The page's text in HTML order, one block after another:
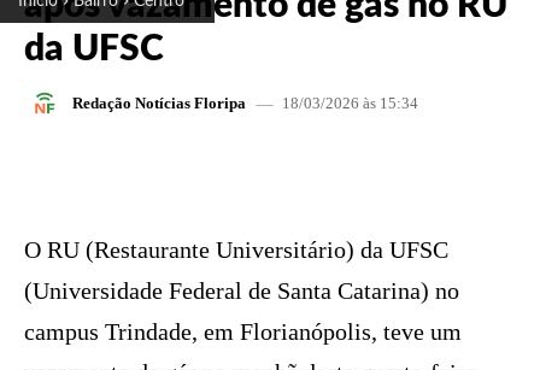
da UFSC
Redação Notícias Floripa 18/03/2026 às 15:34
O RU (Restaurante Universitário) da UFSC
(Universidade Federal de Santa Catarina) no
campus Trindade, em Florianópolis, teve um